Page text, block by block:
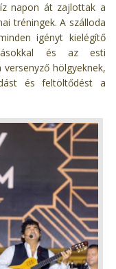
napon át zajlottak a
tréningek. A szálloda
igényt kielégítő
és az esti
hölgyeknek,
és feltöltődést a